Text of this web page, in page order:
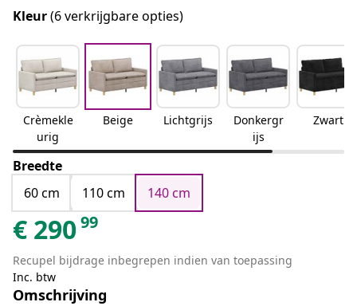
Kleur(6 verkrijgbare opties)
Crèmekle
urig
Beige Lichtgrijs
Donkergr
ijs
Zwart
Breedte
60 cm
110 cm 140 cm
€ 29099
Recupel bijdrage inbegrepen indien van toepassing
Inc. btw
Omschrijving